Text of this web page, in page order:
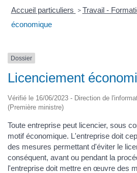
Accueil particuliers > Travail -
économique
Dossier
Licenciement
Vérifié le 16/06/2023 - Direction de
(Première ministre)
Toute entreprise peut licencier, sous
motif économique. L'entreprise doit
des mesures permettant d'éviter le
conséquent, avant ou pendant la
l'entreprise doit mettre en œuvre des